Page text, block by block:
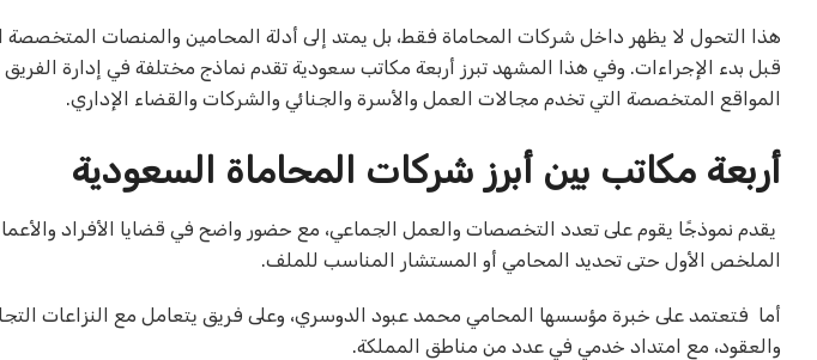
هذا التحول لا يظهر داخل شركات المحاماة فقط، بل يمتد إلى أدلة المحامين والمنصات
قبل بدء الإجراءات. وفي هذا المشهد تبرز أربعة مكاتب سعودية تقدم نماذج مختلفة في إدارة
المواقع المتخصصة التي تخدم مجالات العمل والأسرة والجنائي والشركات والقضاء الإداري.
أربعة مكاتب بين أبرز شركات المحاماة السعودية
يقدم نموذجًا يقوم على تعدد التخصصات والعمل الجماعي، مع حضور واضح في قضايا الأفراد
الملخص الأول حتى تحديد المحامي أو المستشار المناسب للملف.
أما فتعتمد على خبرة مؤسسها المحامي محمد عبود الدوسري، وعلى فريق يتعامل مع النزاعات
والعقود، مع امتداد خدمي في عدد من مناطق المملكة.